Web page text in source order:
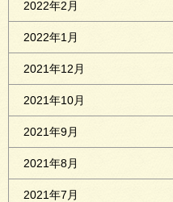
2022年2月
2022年1月
2021年12月
2021年10月
2021年9月
2021年8月
2021年7月